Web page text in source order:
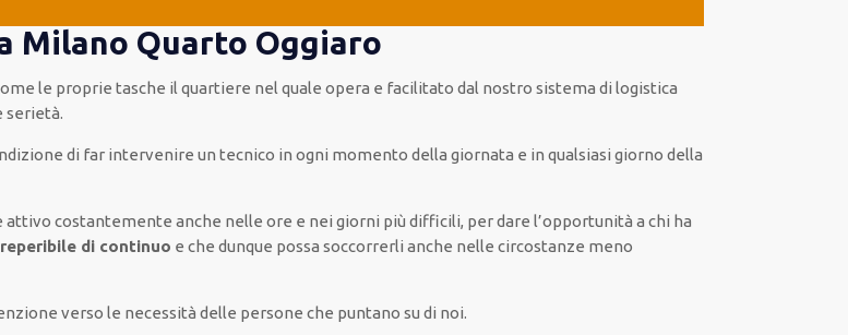
Milano Quarto Oggiaro
le proprie tasche il quartiere nel quale opera e facilitato dal nostro sistema di logistica
serietà.
di far intervenire untecnico inogni momento della giornata e inqualsiasi giorno della
attivo costantemente anche nelle ore e nei giorni piùdifficili, perdare l’opportunità a chi ha
reperibile di continuo e chedunque possa soccorrerli anche nelle circostanze meno
verso le necessitàdelle persone che puntano su di noi.